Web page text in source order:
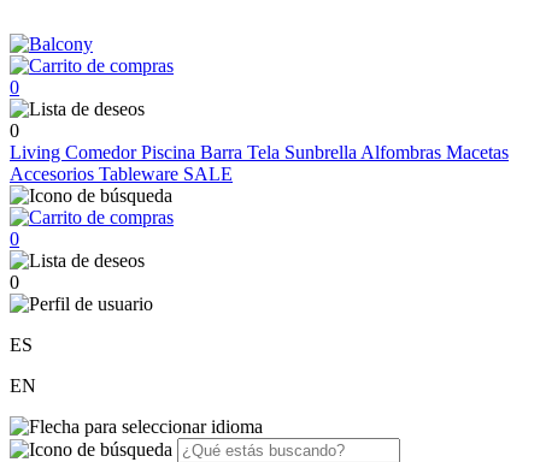
0
0
Living ComedorPiscina Barra Tela Sunbrella Alfombras Macetas
Accesorios Tableware SALE
0
0
ES
EN